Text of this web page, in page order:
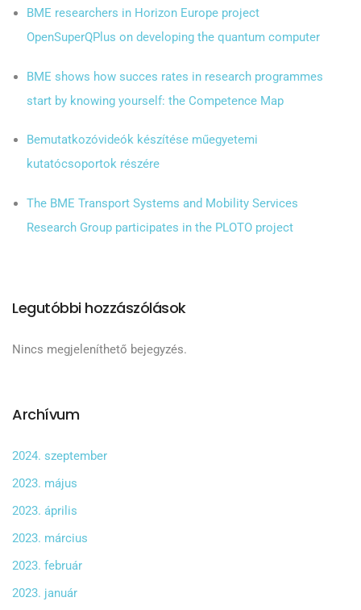
BME researchers in Horizon Europe project
OpenSuperQPlus on developing the quantum computer
BME shows how succes rates in research programmes
start by knowing yourself: the Competence Map
Bemutatkozóvideók készítése műegyetemi
kutatócsoportok részére
The BME Transport Systems and Mobility Services
Research Group participates in the PLOTO project
Legutóbbi hozzászólások
Nincs megjeleníthető bejegyzés.
Archívum
2024. szeptember
2023. május
2023. április
2023. március
2023. február
2023. január